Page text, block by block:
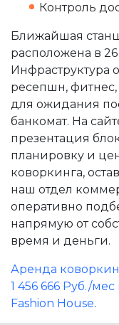
Контроль
Ближайшая
расположена в
Инфраструктура
ресепшн,
для ожидания
банкомат. На
презентация
планировку и
коворкинга,
наш отдел
оперативно
напрямую от
время и деньги.
Аренда
1 456 666 Руб./
Fashion House.